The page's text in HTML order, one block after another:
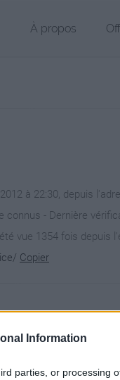
Information
parties, or processing
À propos
à 22:30, depuis
connus - Dernière
vue 1354 fois depuis
Copier